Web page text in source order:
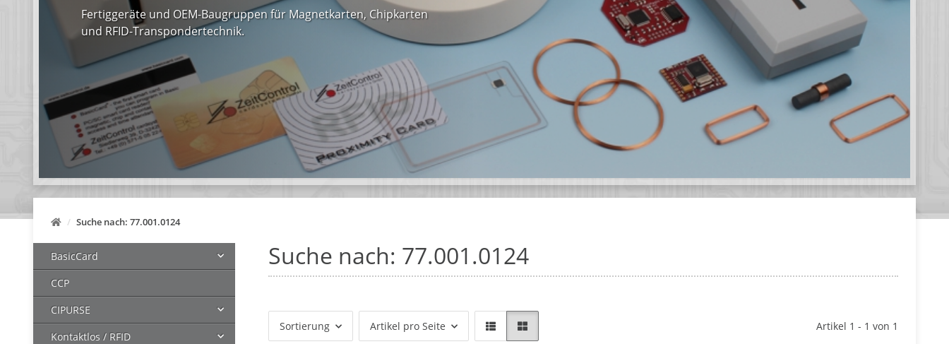
Fertiggeräte und OEM-Baugruppen für Magnetkarten, Chipkarten
und RFID-Transpondertechnik.
Suche nach: 77.001.0124
Suche nach: 77.001.0124
Sortierung Artikel pro Seite Artikel 1 - 1 von 1
BasicCard
CCP
CIPURSE
Kontaktlos / RFID